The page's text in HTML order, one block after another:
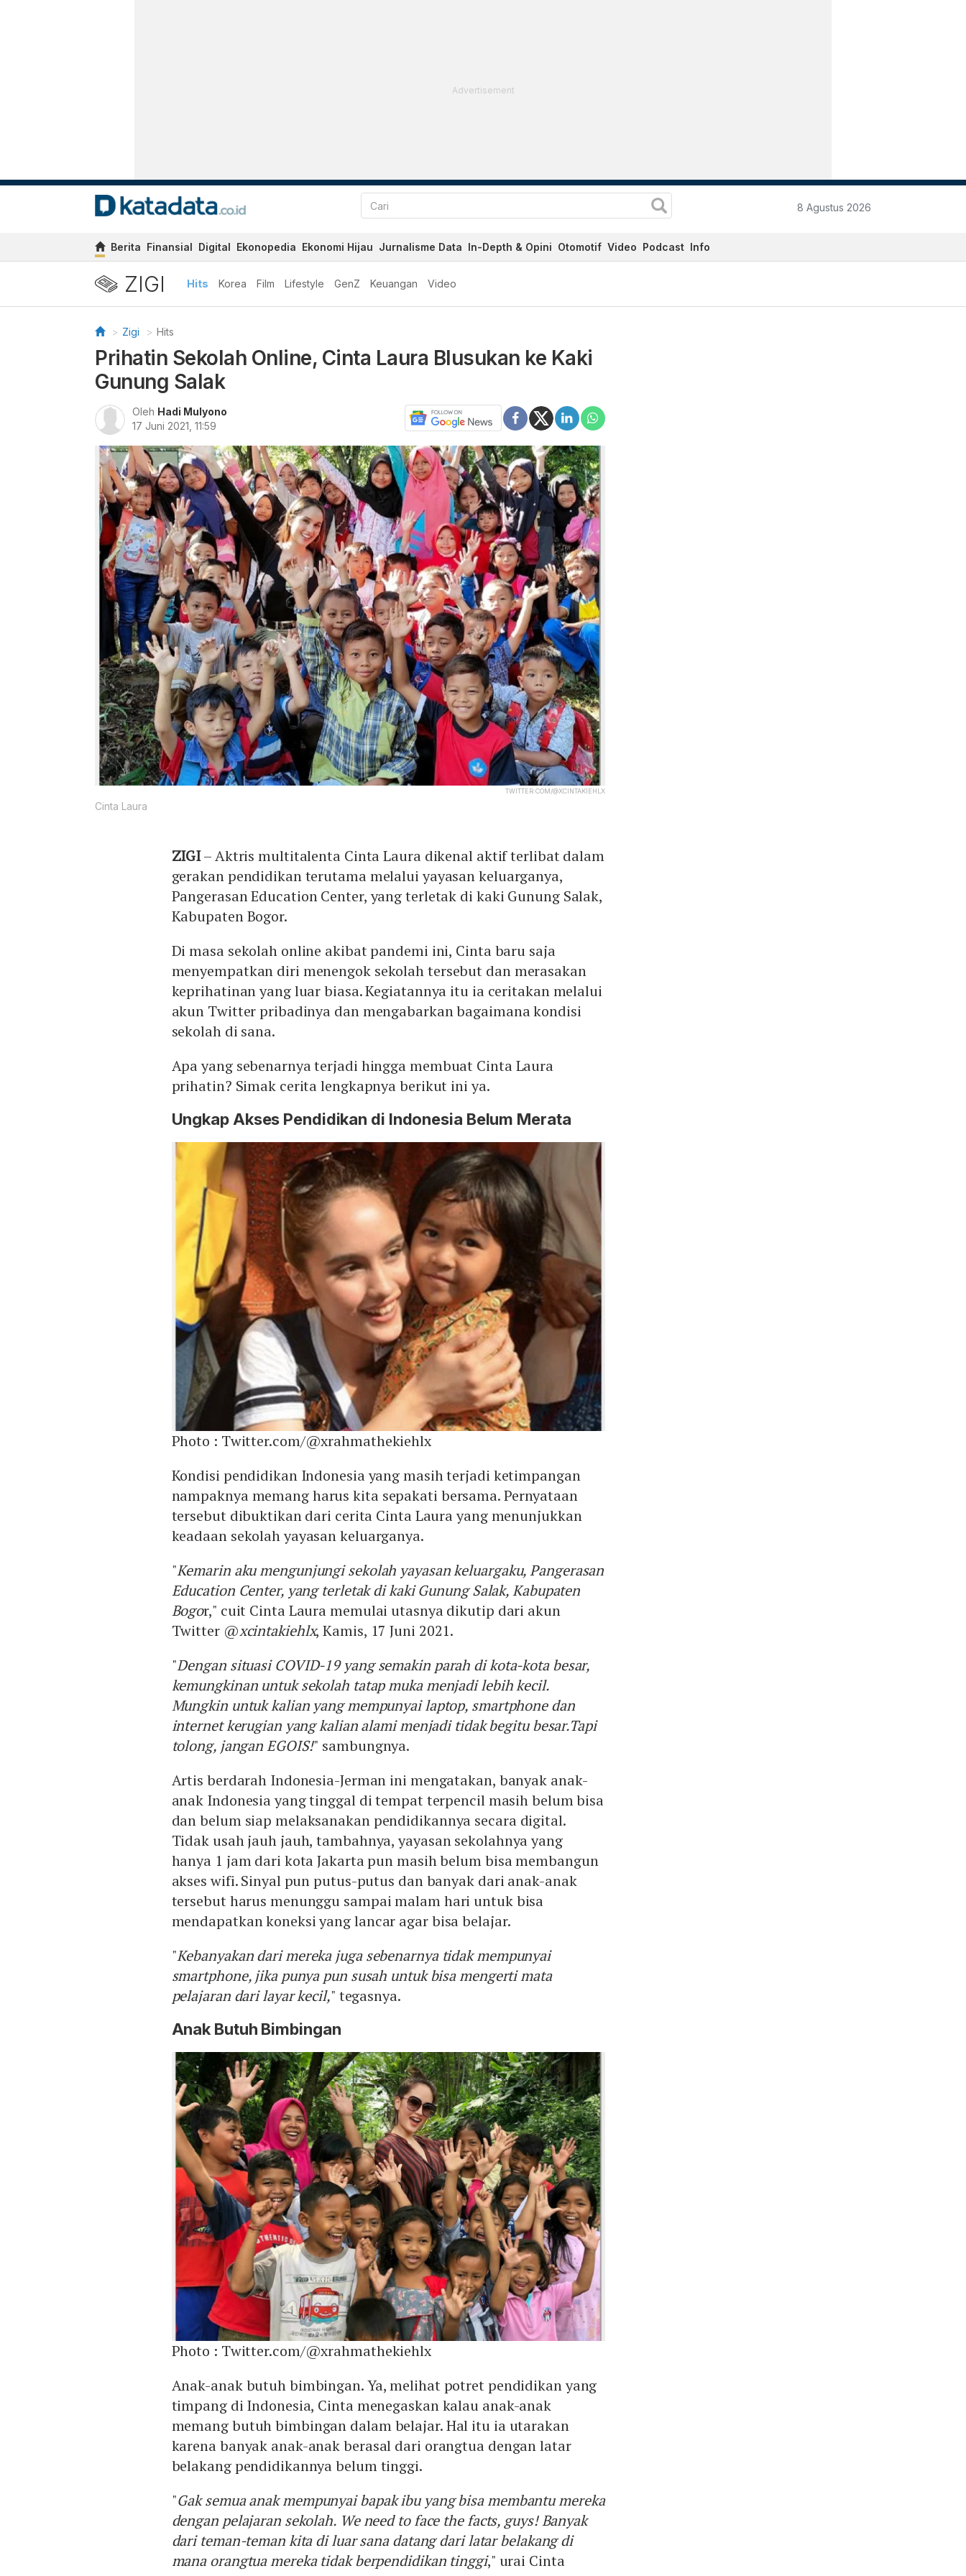
Advertisement
8 Agustus 2026
Berita Finansial Digital Ekonopedia Ekonomi Hijau Jurnalisme Data In-Depth & Opini Otomotif Video Podcast Info
ZIGI Hits Korea Film Lifestyle GenZ Keuangan Video
Zigi Hits
Prihatin Sekolah Online, Cinta Laura Blusukan ke Kaki
Gunung Salak
Oleh Hadi Mulyono
17 Juni 2021, 11:59
TWITTER.COM/@XCINTAKIEHLX
Cinta Laura
ZIGI– Aktris multitalenta Cinta Laura dikenal aktif terlibat dalam
gerakan pendidikan terutama melalui yayasan keluarganya,
Pangerasan Education Center, yang terletak di kaki Gunung Salak,
Kabupaten Bogor.
Di masa sekolah online akibat pandemi ini, Cinta baru saja
menyempatkan diri menengok sekolah tersebut dan merasakan
keprihatinan yang luar biasa. Kegiatannya itu ia ceritakan melalui
akun Twitter pribadinya dan mengabarkan bagaimana kondisi
sekolah di sana.
Apa yang sebenarnya terjadi hingga membuat Cinta Laura
prihatin? Simak cerita lengkapnya berikut ini ya.
Ungkap Akses Pendidikan di Indonesia Belum Merata
Photo : Twitter.com/@xrahmathekiehlx
Kondisi pendidikan Indonesia yang masih terjadi ketimpangan
nampaknya memang harus kita sepakati bersama. Pernyataan
tersebut dibuktikan dari cerita Cinta Laura yang menunjukkan
keadaan sekolah yayasan keluarganya.
"Kemarin aku mengunjungi sekolah yayasan keluargaku, Pangerasan
Education Center, yang terletak di kaki Gunung Salak, Kabupaten
Bogor," cuit Cinta Laura memulai utasnya dikutip dari akun
Twitter @xcintakiehlx, Kamis, 17 Juni 2021.
"Dengan situasi COVID-19 yang semakin parah di kota-kota besar,
kemungkinan untuk sekolah tatap muka menjadi lebih kecil.
Mungkin untuk kalian yang mempunyai laptop, smartphone dan
internet kerugian yang kalian alami menjadi tidak begitu besar.Tapi
tolong, jangan EGOIS!" sambungnya.
Artis berdarah Indonesia-Jerman ini mengatakan, banyak anak-
anak Indonesia yang tinggal di tempat terpencil masih belum bisa
dan belum siap melaksanakan pendidikannya secara digital.
Tidak usah jauh jauh, tambahnya, yayasan sekolahnya yang
hanya 1 jam dari kota Jakarta pun masih belum bisa membangun
akses wifi. Sinyal pun putus-putus dan banyak dari anak-anak
tersebut harus menunggu sampai malam hari untuk bisa
mendapatkan koneksi yang lancar agar bisa belajar.
"Kebanyakan dari mereka juga sebenarnya tidak mempunyai
smartphone, jika punya pun susah untuk bisa mengerti mata
pelajaran dari layar kecil," tegasnya.
Anak Butuh Bimbingan
Photo : Twitter.com/@xrahmathekiehlx
Anak-anak butuh bimbingan. Ya, melihat potret pendidikan yang
timpang di Indonesia, Cinta menegaskan kalau anak-anak
memang butuh bimbingan dalam belajar. Hal itu ia utarakan
karena banyak anak-anak berasal dari orangtua dengan latar
belakang pendidikannya belum tinggi.
"Gak semua anak mempunyai bapak ibu yang bisa membantu mereka
dengan pelajaran sekolah. We need to face the facts, guys! Banyak
dari teman-teman kita di luar sana datang dari latar belakang di
mana orangtua mereka tidak berpendidikan tinggi," urai Cinta